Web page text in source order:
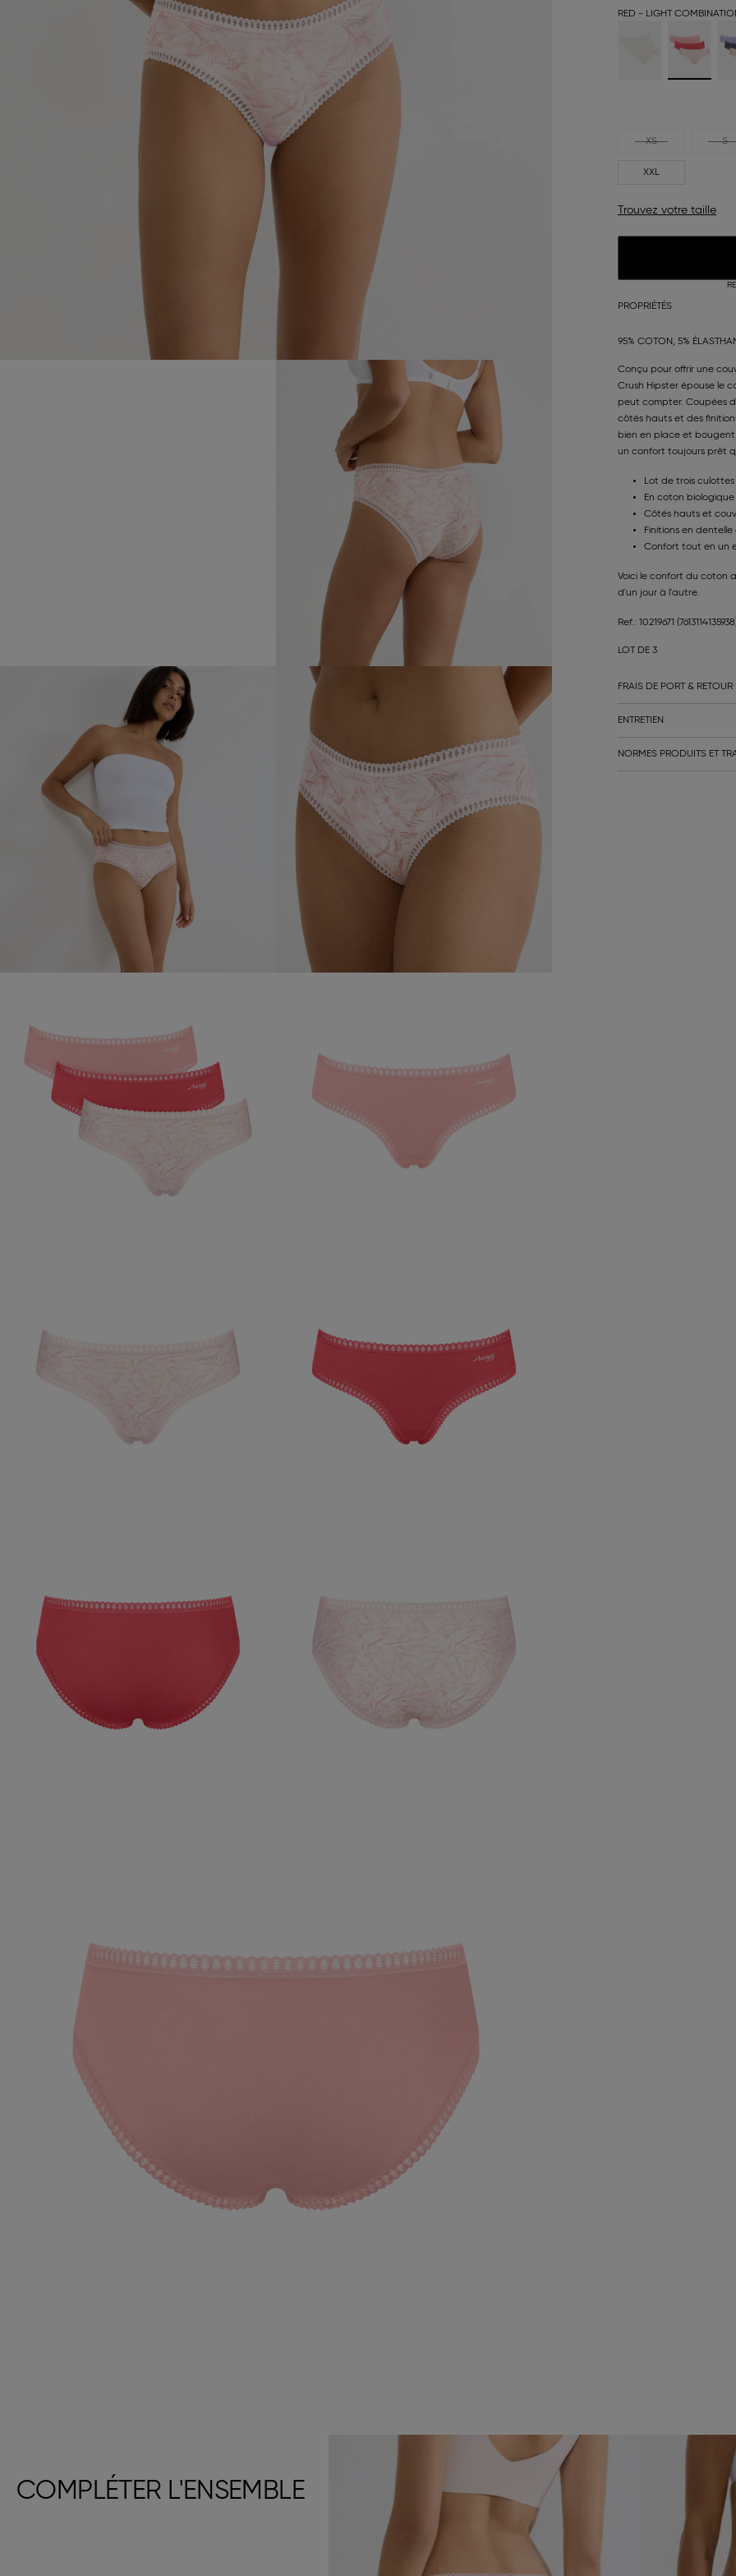
RED - LIGHT
XS S
XXL
Trouvez votre taille
PROPRIÉTÉS
95% COTON, 5%
Conçu pour offrir une
Crush Hipster épouse le
peut compter. Coupées
côtés hauts et des
bien en place et bougent
un confort toujours prêt
Lot de trois
En coton
Côtés hauts et
Finitions en
Confort tout en un
Voici le confort du coton
d'un jour à l'autre.
Ref.: 10219671
LOT DE 3
FRAIS DE PORT & RETOUR
ENTRETIEN
NORMES PRODUITS ET
COMPLÉTER L'ENSEMBLE